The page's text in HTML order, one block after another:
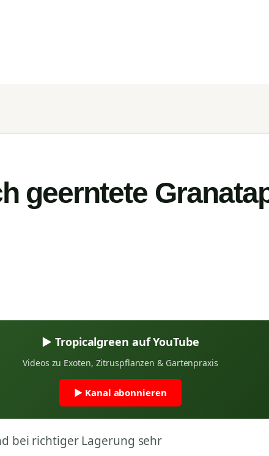
geerntete
▶ Tropicalgreen auf YouTube
Videos zu Exoten, Zitruspflanzen & Gartenpraxis
▶ Kanal abonnieren
bei richtiger Lagerung sehr